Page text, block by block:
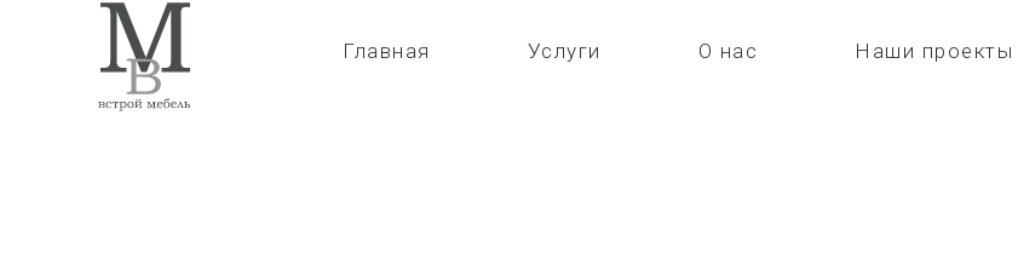
Главная Услуги О нас Наши проекты